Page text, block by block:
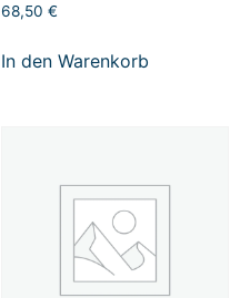
68,50 €
In den Warenkorb